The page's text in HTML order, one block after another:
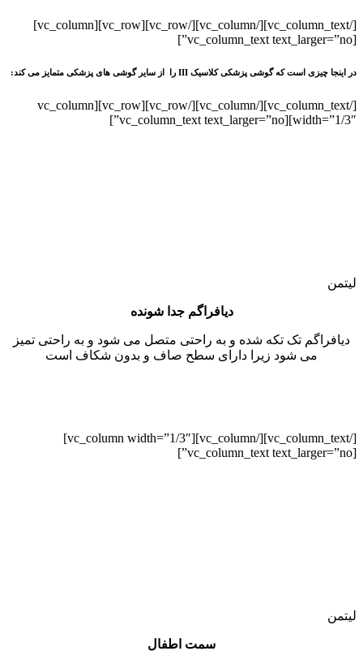
[/vc_column_text][/vc_column][/vc_row][vc_row][vc_column]
[vc_column_text text_larger=”no”]
در اینجا چیزی است که گوشی پزشکی کلاسیک III را از سایر گوشی های پزشکی متمایز می کند:
[/vc_column_text][/vc_column][/vc_row][vc_row][vc_column
width=”1/3″][vc_column_text text_larger=”no”]
لیتمن
دیافراگم جدا شونده
دیافراگم تک تکه شده و به راحتی متصل می شود و به راحتی تمیز
می شود زیرا دارای سطح صاف و بدون شکاف است
[/vc_column_text][/vc_column][vc_column width=”1/3″]
[vc_column_text text_larger=”no”]
لیتمن
سمت اطفال